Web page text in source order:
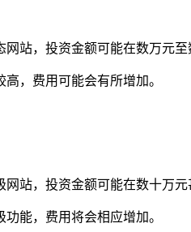
站，投资金额可能在数万元至
，费用可能会有所增加。
站，投资金额可能在数十万元
能，费用将会相应增加。